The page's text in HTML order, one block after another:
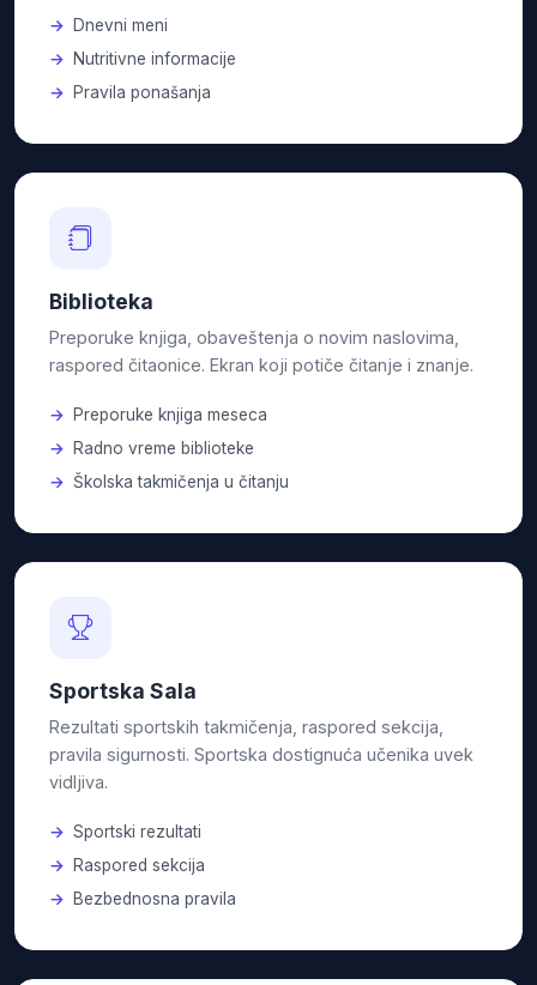
Dnevni meni
Nutritivne informacije
Pravila ponašanja
Biblioteka
Preporuke knjiga, obaveštenja o novim naslovima,
raspored čitaonice. Ekran koji potiče čitanje i znanje.
Preporuke knjiga meseca
Radno vreme biblioteke
Školska takmičenja u čitanju
Sportska Sala
Rezultati sportskih takmičenja, raspored sekcija,
pravila sigurnosti. Sportska dostignuća učenika uvek
vidljiva.
Sportski rezultati
Raspored sekcija
Bezbednosna pravila